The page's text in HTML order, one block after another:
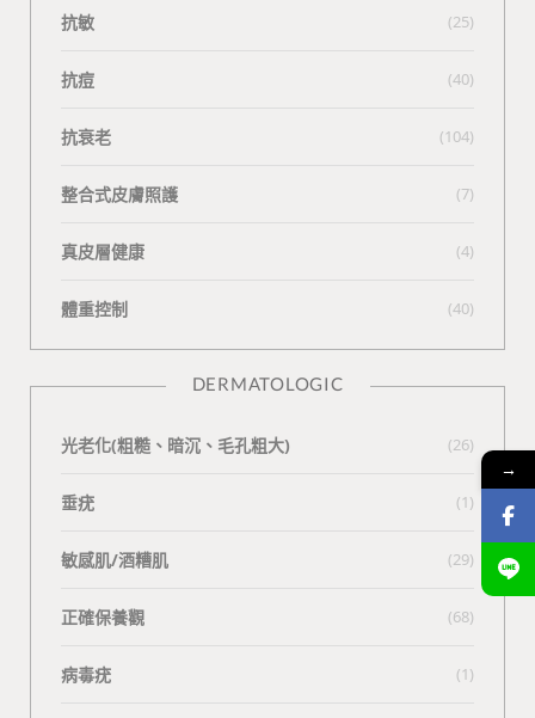
抗敏 (25)
抗痘 (40)
抗衰老 (104)
整合式皮膚照護 (7)
真皮層健康 (4)
體重控制 (40)
DERMATOLOGIC
光老化(粗糙、暗沉、毛孔粗大) (26)
垂疣 (1)
敏感肌/酒糟肌 (29)
正確保養觀 (68)
病毒疣 (1)
→